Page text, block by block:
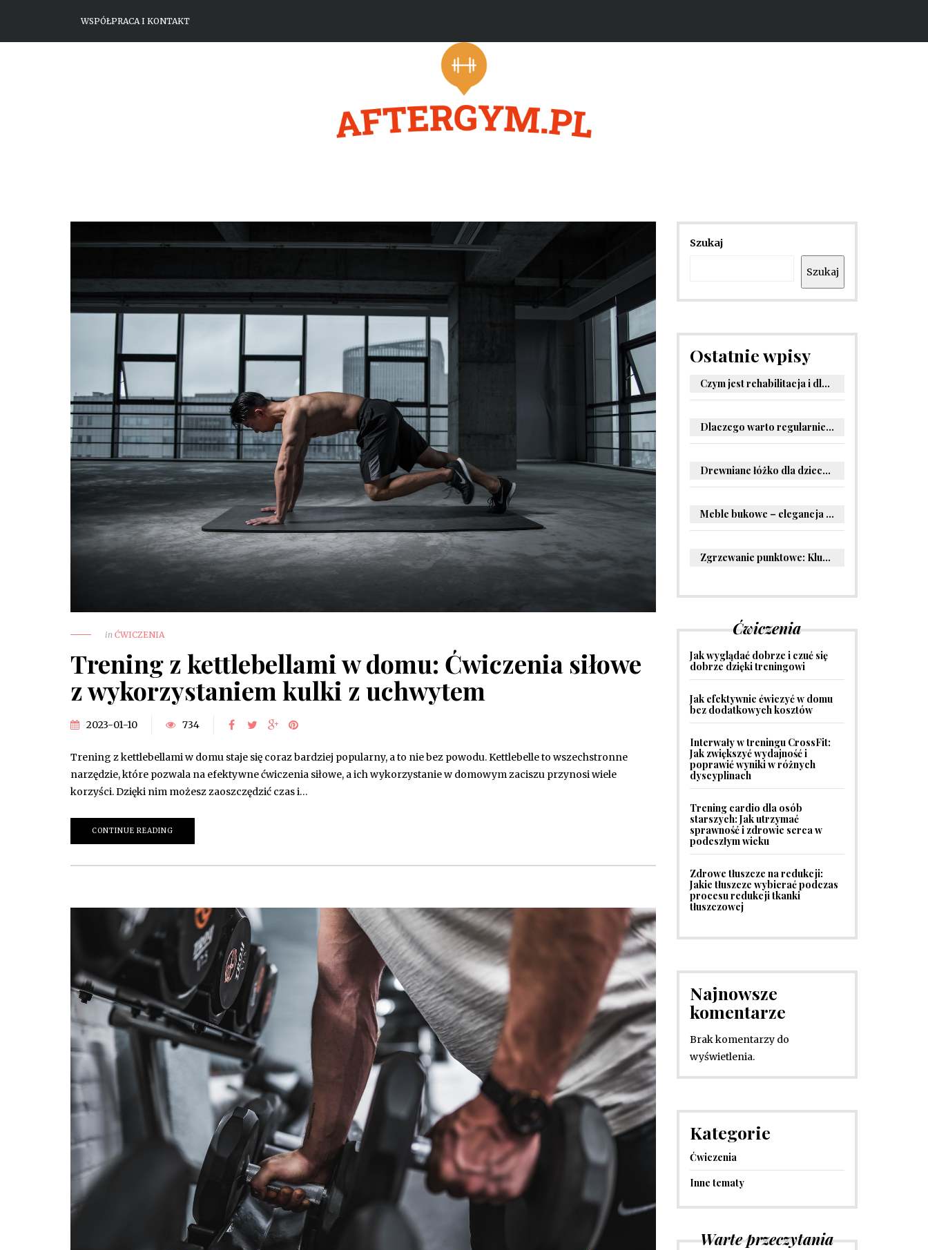
WSPÓŁPRACA I KONTAKT
in ĆWICZENIA
Trening z kettlebellami w domu: Ćwiczenia siłowe
z wykorzystaniem kulki z uchwytem
2023-01-10 734
Trening z kettlebellami w domu staje się coraz bardziej popularny, a to nie bez powodu. Kettlebelle to wszechstronne
narzędzie, które pozwala na efektywne ćwiczenia siłowe, a ich wykorzystanie w domowym zaciszu przynosi wiele
korzyści. Dzięki nim możesz zaoszczędzić czas i…
CONTINUE READING
Szukaj
Szukaj
Ostatnie wpisy
Czym jest rehabilitacja i dlaczego jest kluczowa dla powrotu do zdrowia?
Dlaczego warto regularnie odwiedzać stomatologa?
Drewniane łóżko dla dziecka – oryginalne pomysły na aranżację pokoju malucha
Meble bukowe – elegancja i trwałość w Twoim wnętrzu
Zgrzewanie punktowe: Kluczowe informacje i zastosowania w przemyśle
Ćwiczenia
Jak wyglądać dobrze i czuć się
dobrze dzięki treningowi
Jak efektywnie ćwiczyć w domu
bez dodatkowych kosztów
Interwały w treningu CrossFit:
Jak zwiększyć wydajność i
poprawić wyniki w różnych
dyscyplinach
Trening cardio dla osób
starszych: Jak utrzymać
sprawność i zdrowie serca w
podeszłym wieku
Zdrowe tłuszcze na redukcji:
Jakie tłuszcze wybierać podczas
procesu redukcji tkanki
tłuszczowej
Najnowsze
komentarze
Brak komentarzy do
wyświetlenia.
Kategorie
Ćwiczenia
Inne tematy
Warte przeczytania